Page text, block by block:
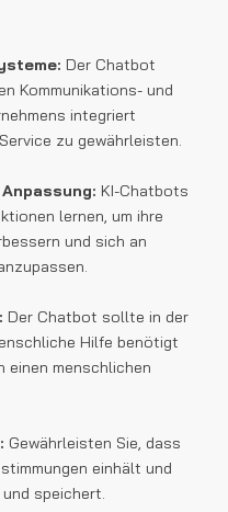
Der Chatbot
Kommunikations- und
integriert
zu gewährleisten.
KI-Chatbots
lernen, um ihre
und sich an
Der Chatbot sollte in der
Hilfe benötigt
einen menschlichen
Gewährleisten Sie, dass
einhält und
speichert.